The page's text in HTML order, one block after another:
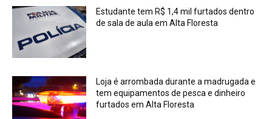
Estudante tem R$ 1,4 mil furtados dentro
de sala de aula em Alta Floresta
Loja é arrombada durante a madrugada e
tem equipamentos de pesca e dinheiro
furtados em Alta Floresta